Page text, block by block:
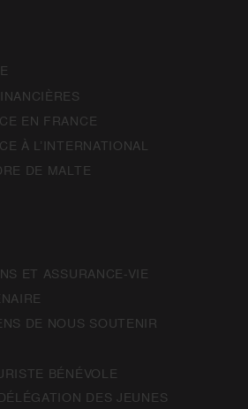
EN FRANCE
À L’INTERNATIONAL
DE MALTE
ET ASSURANCE-VIE
DE NOUS SOUTENIR
BÉNÉVOLE
DES JEUNES